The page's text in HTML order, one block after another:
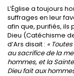
L’Église a toujours
suffrages en leur
afin que, purifiés, ils
Dieu (Catéchisme
d’Ars disait : «
au sacrifice de la
hommes, et la
Dieu fait aux